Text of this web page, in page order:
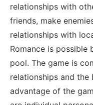
relationships with
friends, make
relationships with
Romance is possible
pool. The game is
relationships and the
advantage of the